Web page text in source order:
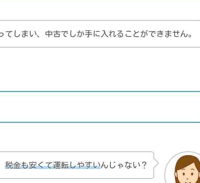
てしまい、中古でしか手に入れることができません。
税金も安くて運転しやすいんじゃない？